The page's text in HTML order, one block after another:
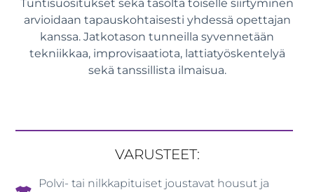
Tuntisuositukset sekä tasolta toiselle siirtyminen
arvioidaan tapauskohtaisesti yhdessä opettajan
kanssa. Jatkotason tunneilla syvennetään
tekniikkaa, improvisaatiota, lattiatyöskentelyä
sekä tanssillista ilmaisua.
VARUSTEET:
Polvi- tai nilkkapituiset joustavat housut ja